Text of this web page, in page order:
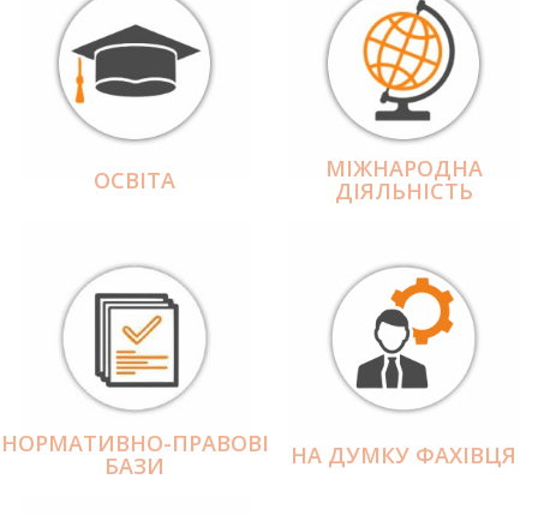
ОСВІТА МІЖНАРОДНА
ДІЯЛЬНІCТЬ
НОРМАТИВНО-ПРАВОВІ
БАЗИ НА ДУМКУ ФАХІВЦЯ